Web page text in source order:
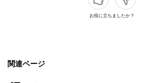
お役に立ちましたか？
関連ページ